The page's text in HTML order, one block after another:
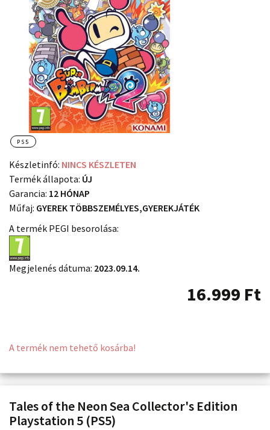
PS5
Készletinfó: NINCS KÉSZLETEN
Termék állapota: ÚJ
Garancia: 12 HÓNAP
Műfaj: GYEREK TÖBBSZEMÉLYES,GYEREKJÁTÉK
A termék PEGI besorolása:
Megjelenés dátuma: 2023.09.14.
16.999 Ft
A termék nem tehető kosárba!
Tales of the Neon Sea Collector's Edition
Playstation 5 (PS5)